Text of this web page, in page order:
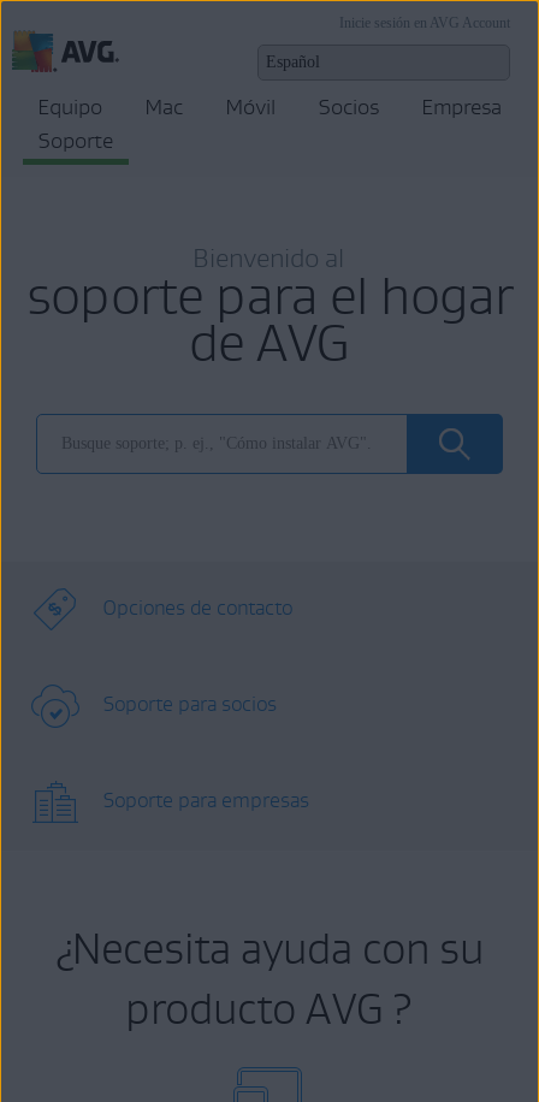
Inicie sesión en AVG Account
Equipo Mac Móvil Socios
Empresa
Soporte
Bienvenido al
soporte para el hogar
de AVG
Opciones de contacto
Soporte para socios
Soporte para empresas
¿Necesita ayuda con su
producto AVG ?